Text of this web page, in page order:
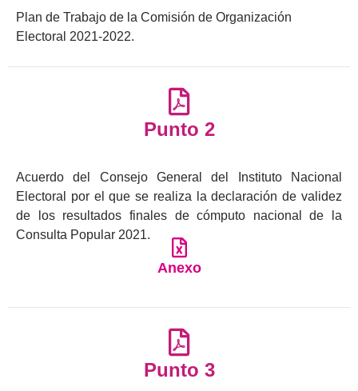
Plan de Trabajo de la Comisión de Organización
Electoral 2021-2022.
Punto 2
Acuerdo del Consejo General del Instituto Nacional
Electoral por el que se realiza la declaración de validez
de los resultados finales de cómputo nacional de la
Consulta Popular 2021.
Anexo
Punto 3